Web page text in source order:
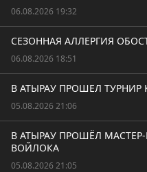
06.08.2026 19:32
СЕЗОННАЯ АЛЛЕРГИЯ
06.08.2026 18:51
В АТЫРАУ ПРОШЕЛ
05.08.2026 21:06
В АТЫРАУ ПРОШЁЛ
ВОЙЛОКА
05.08.2026 21:05